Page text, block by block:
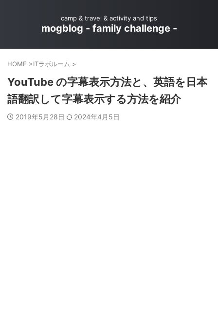
camp & travel & activity and tips
mogblog - family challenge -
HOME >ITラボルーム >
YouTube の字幕表示方法と、英語を日本
語翻訳して字幕表示する方法を紹介
2019年5月28日 2024年4月5日